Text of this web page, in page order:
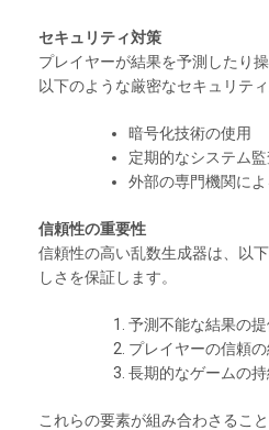
セキュリティ対策
プレイヤーが結果を予測したり
以下のような厳密なセキュリテ
暗号化技術の使用
定期的なシステム監
外部の専門機関に
信頼性の重要性
信頼性の高い乱数生成器は、以
しさを保証します。
予測不能な結果の
プレイヤーの信頼
長期的なゲームの
これらの要素が組み合わさるこ